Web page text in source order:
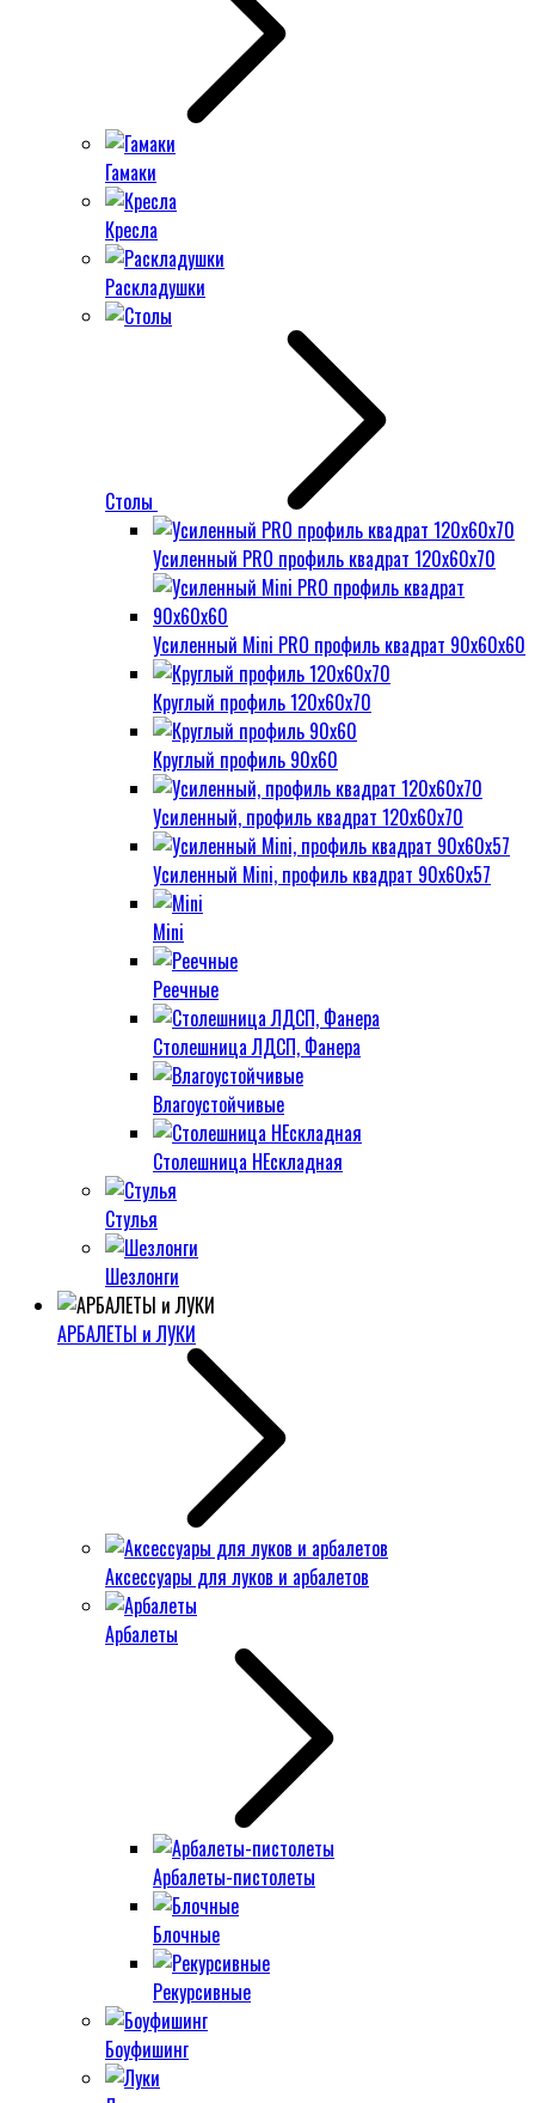
Гамаки
Кресла
Раскладушки
Столы
Усиленный PRO профиль квадрат 120х60х70
Усиленный Mini PRO профиль квадрат 90х60х60
Круглый профиль 120х60х70
Круглый профиль 90х60
Усиленный, профиль квадрат 120х60х70
Усиленный Mini, профиль квадрат 90х60х57
Mini
Реечные
Столешница ЛДСП, Фанера
Влагоустойчивые
Столешница НЕскладная
Стулья
Шезлонги
АРБАЛЕТЫ и ЛУКИ
Аксессуары для луков и арбалетов
Арбалеты
Арбалеты-пистолеты
Блочные
Рекурсивные
Боуфишинг